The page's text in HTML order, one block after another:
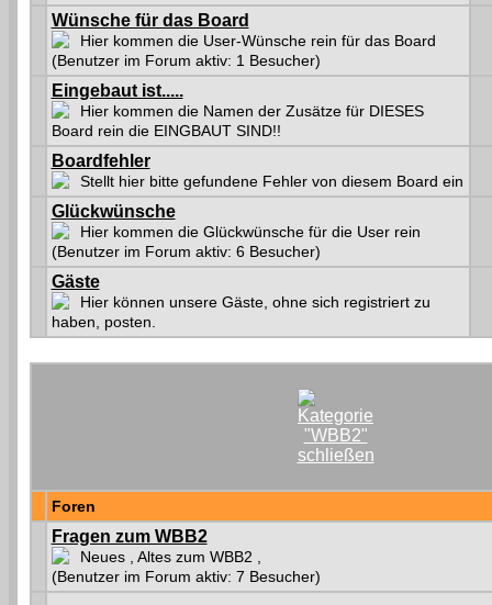
Wünsche für das Board
Hier kommen die User-Wünsche rein für das Board
(Benutzer im Forum aktiv: 1 Besucher)
Eingebaut ist.....
Hier kommen die Namen der Zusätze für DIESES
Board rein die EINGBAUT SIND!!
Boardfehler
Stellt hier bitte gefundene Fehler von diesem Board ein
Glückwünsche
Hier kommen die Glückwünsche für die User rein
(Benutzer im Forum aktiv: 6 Besucher)
Gäste
Hier können unsere Gäste, ohne sich registriert zu
haben, posten.
Foren
Fragen zum WBB2
Neues , Altes zum WBB2 ,
(Benutzer im Forum aktiv: 7 Besucher)